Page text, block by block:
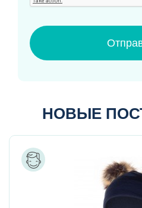
НОВЫЕ